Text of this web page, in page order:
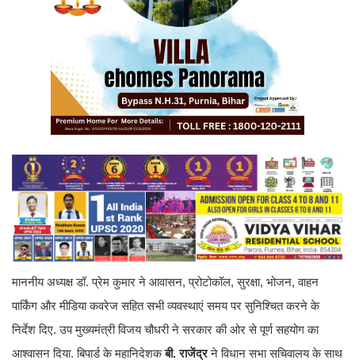
माननीय अध्यक्ष डॉ. प्रेम कुमार ने आवासन, प्रोटोकॉल, सुरक्षा, भोजन, वाहन
पार्किंग और मीडिया कवरेज सहित सभी व्यवस्थाएं समय पर सुनिश्चित करने के
निर्देश दिए. उप मुख्यमंत्री विजय चौधरी ने सरकार की ओर से पूर्ण सहयोग का
आश्वासन दिया. बिपार्ड के महानिदेशकबी. राजेंद्रने विधान सभा सचिवालय के साथ